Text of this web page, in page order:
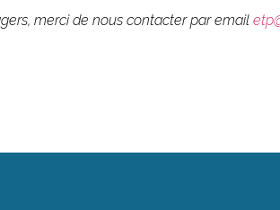
merci de nous contacter par email